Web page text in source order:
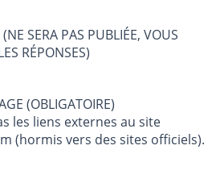
SERA PAS PUBLIÉE, VOUS
RÉPONSES)
TEXTE DE VOTRE MESSAGE (OBLIGATOIRE)
les liens externes au site
(hormis vers des sites officiels).